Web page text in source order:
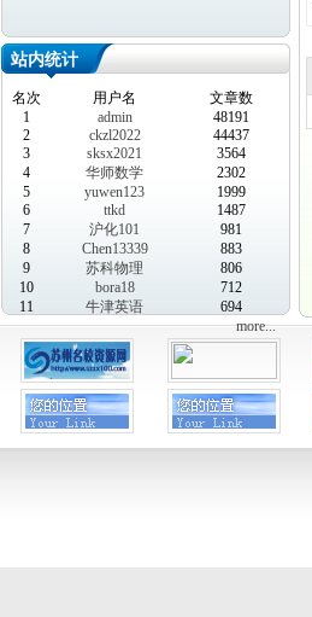
站内统计
名次 用户名
文章数
1
admin
48191
2
ckzl2022
44437
3
sksx2021
3564
4
华师数学
2302
5
yuwen123
1999
6
ttkd
1487
7
沪化101
981
8
Chen13339
883
9
苏科物理
806
10
bora18
712
11
牛津英语
694
more...